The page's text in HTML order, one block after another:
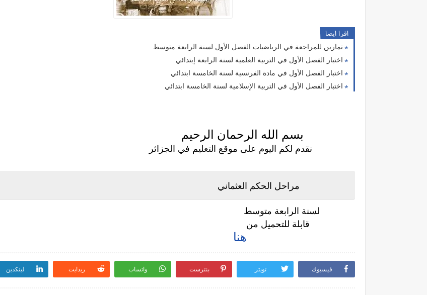
اقرا ايضا
تمارين للمراجعة في الرياضيات الفصل الأول لسنة الرابعة متوسط
اختبار الفصل الأول في التربية العلمية لسنة الرابعة إبتدائي
اختبار الفصل الأول في مادة الفرنسية لسنة الخامسة ابتدائي
اختبار الفصل الأول في التربية الإسلامية لسنة الخامسة ابتدائي
بسم الله الرحمان الرحيم
نقدم لكم اليوم على موقع التعليم في الجزائر
مراحل الحكم العثماني
لسنة الرابعة متوسط
قابلة للتحميل من
هنا
فيسبوك تويتر بنترست واتساب ريدايت لينكدين